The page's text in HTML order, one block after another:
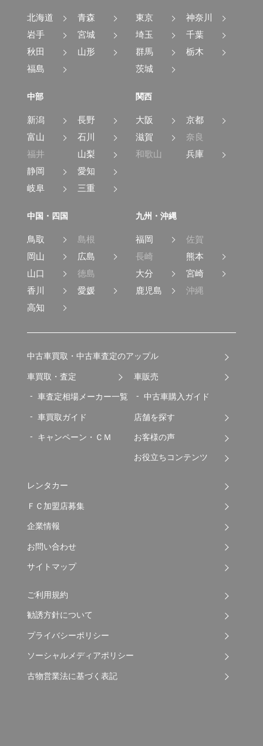
北海道
青森
岩手
宮城
秋田
山形
福島
東京
神奈川
埼玉
千葉
群馬
栃木
茨城
中部
新潟
長野
富山
石川
福井
山梨
静岡
愛知
岐阜
三重
関西
大阪
京都
滋賀
奈良
和歌山
兵庫
中国・四国
鳥取
島根
岡山
広島
山口
徳島
香川
愛媛
高知
九州・沖縄
福岡
佐賀
長崎
熊本
大分
宮崎
鹿児島
沖縄
中古車買取・中古車査定のアップル
車買取・査定
車査定相場メーカー一覧
車買取ガイド
キャンペーン・ＣＭ
車販売
中古車購入ガイド
店舗を探す
お客様の声
お役立ちコンテンツ
レンタカー
ＦＣ加盟店募集
企業情報
お問い合わせ
サイトマップ
ご利用規約
勧誘方針について
プライバシーポリシー
ソーシャルメディアポリシー
古物営業法に基づく表記